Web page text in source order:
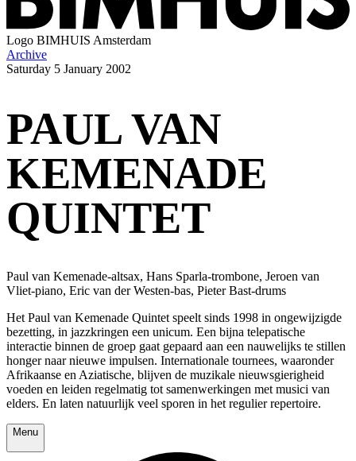
Logo BIMHUIS Amsterdam
Archive
Saturday 5 January 2002
PAUL VAN
KEMENADE
QUINTET
Paul van Kemenade-altsax, Hans Sparla-trombone, Jeroen van
Vliet-piano, Eric van der Westen-bas, Pieter Bast-drums
Het Paul van Kemenade Quintet speelt sinds 1998 in ongewijzigde
bezetting, in jazzkringen een unicum. Een bijna telepatische
interactie binnen de groep gaat gepaard aan een nauwelijks te stillen
honger naar nieuwe impulsen. Internationale tournees, waaronder
Afrikaanse en Aziatische, blijven de muzikale nieuwsgierigheid
voeden en leiden regelmatig tot samenwerkingen met musici van
elders. En laten natuurlijk veel sporen in het regulier repertoire.
Menu